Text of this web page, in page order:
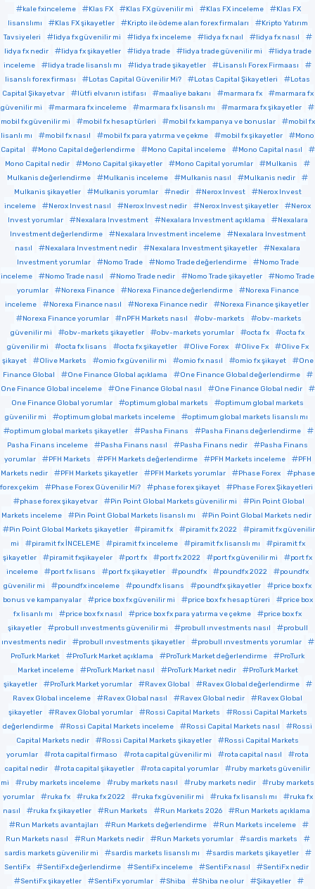
kale fxinceleme
Klas FX Klas FX güvenilir mi Klas FX inceleme
Klas FX
lisanslımı
Klas FX şikayetler Kripto ile ödeme alan forex firmaları
Kripto Yatırım
Tavsiyeleri
lidya fx güvenilir mi lidya fx inceleme lidya fx naıl
lidya fx nasıl
lidya fx nedir
lidya fx şikayetler lidya trade lidya trade güvenilir mi
lidya trade
inceleme
lidya trade lisanslı mı lidya trade şikayetler
Lisanslı Forex Firmaası
lisanslı forex firması
Lotas Capital Güvenilir Mi? Lotas Capital Şikayetleri
Lotas
Capital Şikayetvar
lütfi elvanın istifası maaliye bakanı marmara fx
marmara fx
güvenilir mi
marmara fx inceleme marmara fx lisanslı mı
marmara fx şikayetler
mobil fx güvenilir mi
mobil fx hesap türleri mobil fx kampanya ve bonuslar
mobil fx
lisanlı mı
mobil fx nasıl mobil fx para yatırma ve çekme mobil fx şikayetler
Mono
Capital
Mono Capital değerlendirme Mono Capital inceleme
Mono Capital nasıl
Mono Capital nedir
Mono Capital şikayetler Mono Capital yorumlar
Mulkanis
Mulkanis değerlendirme
Mulkanis inceleme Mulkanis nasıl
Mulkanis nedir
Mulkanis şikayetler
Mulkanis yorumlar nedir Nerox Invest
Nerox Invest
inceleme
Nerox Invest nasıl Nerox Invest nedir Nerox Invest şikayetler
Nerox
Invest yorumlar
Nexalara Investment Nexalara Investment açıklama
Nexalara
Investment değerlendirme
Nexalara Investment inceleme
Nexalara Investment
nasıl
Nexalara Investment nedir Nexalara Investment şikayetler
Nexalara
Investment yorumlar
Nomo Trade Nomo Trade değerlendirme
Nomo Trade
inceleme
Nomo Trade nasıl Nomo Trade nedir Nomo Trade şikayetler
Nomo Trade
yorumlar
Norexa Finance Norexa Finance değerlendirme
Norexa Finance
inceleme
Norexa Finance nasıl Norexa Finance nedir
Norexa Finance şikayetler
Norexa Finance yorumlar
nPFH Markets nasıl obv-markets
obv-markets
güvenilir mi
obv-markets şikayetler obv-markets yorumlar octa fx
octa fx
güvenilir mi
octa fx lisans octa fx şikayetler Olive Forex Olive Fx
Olive Fx
şikayet
Olive Markets omio fx güvenilir mi omio fx nasıl omio fx şikayet
One
Finance Global
One Finance Global açıklama
One Finance Global değerlendirme
One Finance Global inceleme
One Finance Global nasıl
One Finance Global nedir
One Finance Global yorumlar
optimum global markets
optimum global markets
güvenilir mi
optimum global markets inceleme
optimum global markets lisanslı mı
optimum global markets şikayetler
Pasha Finans
Pasha Finans değerlendirme
Pasha Finans inceleme
Pasha Finans nasıl Pasha Finans nedir
Pasha Finans
yorumlar
PFH Markets PFH Markets değerlendirme PFH Markets inceleme
PFH
Markets nedir
PFH Markets şikayetler PFH Markets yorumlar Phase Forex
phase
forex çekim
Phase Forex Güvenilir Mi? phase forex şikayet
Phase Forex Şikayetleri
phase forex şikayetvar
Pin Point Global Markets güvenilir mi
Pin Point Global
Markets inceleme
Pin Point Global Markets lisanslı mı
Pin Point Global Markets nedir
Pin Point Global Markets şikayetler
piramit fx piramit fx 2022
piramit fx güvenilir
mi
piramit fx İNCELEME piramit fx inceleme piramit fx lisanslı mı
piramit fx
şikayetler
piramit fxşikayeler port fx port fx 2022 port fx güvenilir mi
port fx
inceleme
port fx lisans port fx şikayetler poundfx poundfx 2022
poundfx
güvenilir mi
poundfx inceleme poundfx lisans poundfx şikayetler
price box fx
bonus ve kampanyalar
price box fx güvenilir mi price box fx hesap türeri
price box
fx lisanlı mı
price box fx nasıl price box fx para yatırma ve çekme
price box fx
şikayetler
probull ınvestments güvenilir mi probull ınvestments nasıl
probull
ınvestments nedir
probull ınvestments şikayetler
probull ınvestments yorumlar
ProTurk Market
ProTurk Market açıklama ProTurk Market değerlendirme
ProTurk
Market inceleme
ProTurk Market nasıl ProTurk Market nedir
ProTurk Market
şikayetler
ProTurk Market yorumlar Ravex Global
Ravex Global değerlendirme
Ravex Global inceleme
Ravex Global nasıl Ravex Global nedir
Ravex Global
şikayetler
Ravex Global yorumlar Rossi Capital Markets
Rossi Capital Markets
değerlendirme
Rossi Capital Markets inceleme Rossi Capital Markets nasıl
Rossi
Capital Markets nedir
Rossi Capital Markets şikayetler
Rossi Capital Markets
yorumlar
rota capital firmaso rota capital güvenilir mi rota capital nasıl
rota
capital nedir
rota capital şikayetler rota capital yorumlar
ruby markets güvenilir
mi
ruby markets inceleme ruby markets nasıl ruby markets nedir
ruby markets
yorumlar
ruka fx ruka fx 2022 ruka fx güvenilir mi ruka fx lisanslı mı
ruka fx
nasıl
ruka fx şikayetler Run Markets Run Markets 2026
Run Markets açıklama
Run Markets avantajları
Run Markets değerlendirme
Run Markets inceleme
Run Markets nasıl
Run Markets nedir Run Markets yorumlar
sardis markets
sardis markets güvenilir mi
sardis markets lisanslı mı
sardis markets şikayetler
SentiFx
SentiFx değerlendirme SentiFx inceleme SentiFx nasıl
SentiFx nedir
SentiFx şikayetler
SentiFx yorumlar Shiba Shiba ne olur
Şikayetler